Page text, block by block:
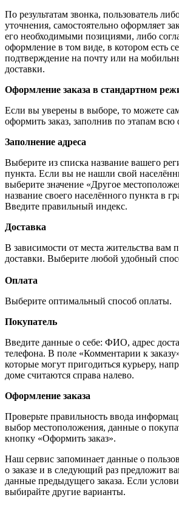
По результатам звонка, пользователь
уточнения, самостоятельно оформляет
его необходимыми позициями, либо
оформление в том виде, в котором есть
подтверждение на почту или на
доставки.
Оформление заказа в стандартном
Если вы уверены в выборе, то можете
оформить заказ, заполнив по этапам всю
Заполнение адреса
Выберите из списка название вашего
пункта. Если вы не нашли свой
выберите значение «Другое
название своего населённого пункта в
Введите правильный индекс.
Доставка
В зависимости от места жительства вам
доставки. Выберите любой удобный
Оплата
Выберите оптимальный способ оплаты.
Покупатель
Введите данные о себе: ФИО, адрес
телефона. В поле «Комментарии к
которые могут пригодиться курьеру,
доме считаются справа налево.
Оформление заказа
Проверьте правильность ввода
выбор местоположения, данные о
кнопку «Оформить заказ».
Наш сервис запоминает данные о
о заказе и в следующий раз предложит
данные предыдущего заказа. Если
выбирайте другие варианты.